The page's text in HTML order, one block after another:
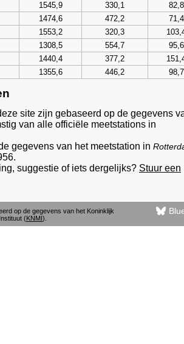
1545,9 330,1 82,8
1474,6 472,2 71,4
1553,2 320,3
1308,5 554,7 95,6
1440,4 377,2
1355,6 446,2 98,7
site zijn gebaseerd op de gegevens
van alle officiële meetstations in
gegevens van het meetstation in
suggestie of iets dergelijks? Stuur een
op de gegevens van het Koninklijk
(KNMI).